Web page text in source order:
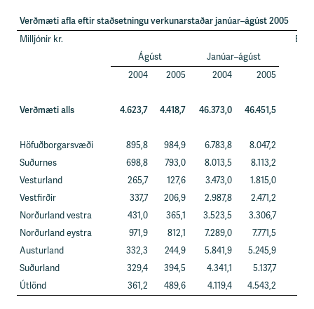
Verðmæti afla eftir staðsetningu verkunarstaðar janúar–ágúst 2005
Milljónir kr.
Ágúst
Janúar–ágúst
2004
2005 2004 2005
Verðmæti alls 4.623,7 4.418,7 46.373,0 46.451,5
Höfuðborgarsvæði 895,8 984,9 6.783,8
8.047,2
Suðurnes
698,8 793,0 8.013,5
8.113,2
Vesturland
265,7 127,6 3.473,0
1.815,0
Vestfirðir
337,7 206,9 2.987,8
2.471,2
Norðurland vestra
431,0 365,1 3.523,5
3.306,7
Norðurland eystra
971,9 812,1 7.289,0
7.771,5
Austurland
332,3 244,9 5.841,9
5.245,9
Suðurland
329,4 394,5 4.341,1
5.137,7
Útlönd
361,2 489,6 4.119,4 4.543,2